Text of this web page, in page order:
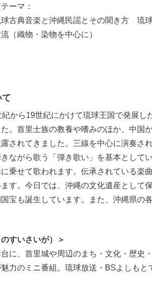
ーマ：
古典音楽と沖縄民謡とその聞き方 琉
（織物・染物を中心に）
から19世紀にかけて琉球王国で発展し
。首里士族の教養や嗜みのほか、中国
されてきました。三線を中心に演奏さ
ながら歌う「弾き歌い」を基本として
乗せて歌われます。伝承されている楽
す。今日では、沖縄の文化遺産として
宝も誕生しています。また、沖縄県の
すいさいが）＞
に、首里城や周辺のまち・文化・歴史
力のミニ番組。琉球放送・BSよしもと